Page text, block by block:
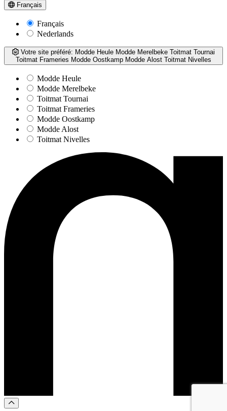
Français
Français
Nederlands
Votre site préféré: Modde Heule Modde Merelbeke Toitmat Tournai
Toitmat Frameries Modde Oostkamp Modde Alost Toitmat Nivelles
Modde Heule
Modde Merelbeke
Toitmat Tournai
Toitmat Frameries
Modde Oostkamp
Modde Alost
Toitmat Nivelles